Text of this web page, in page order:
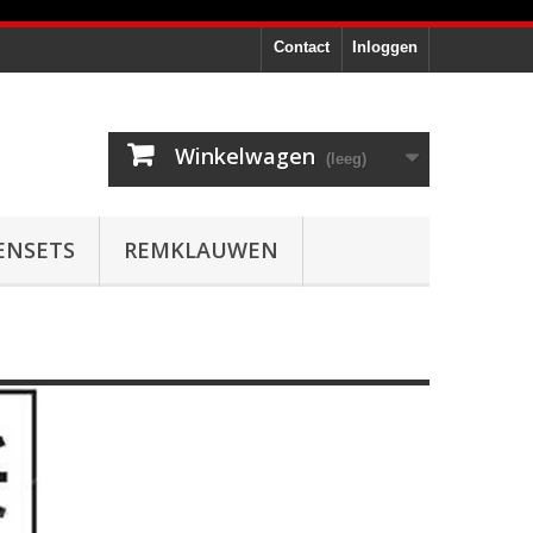
Inloggen
Contact
Winkelwagen (leeg)
REMKLAUWEN